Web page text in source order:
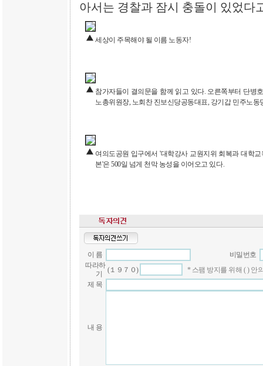
아서는 경찰과 잠시 충돌이 있었다
세상이 주목해야 될 이름 노동자!
참가자들이 결의문을 함께 읽고 있다. 오른쪽부터 단병
노총위원장, 노회찬 진보신당공동대표, 강기갑 민주노동
여의도공원 입구에서 '대학강사 교원지위 회복과 대학
본'은 500일 넘게 천막 농성을 이어오고 있다.
이 름
비밀번호
따라하
기
(１９７０)
* 스팸 방지를 위해 ( ) 안
제 목
내 용